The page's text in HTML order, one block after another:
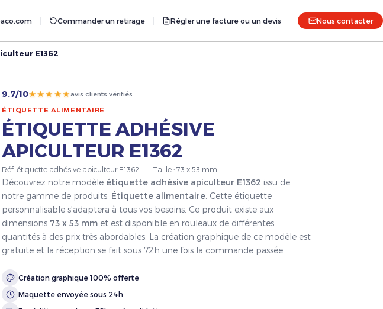
Commander un retirage Régler une facture ou un devis Nous contacter
E1362
9.7/10★★★★★avis clients vérifiés
ÉTIQUETTE ALIMENTAIRE
ÉTIQUETTE ADHÉSIVE
APICULTEUR E1362
Réf. étiquette adhésive apiculteur E1362 — Taille : 73 x 53 mm
Découvrez notre modèle étiquette adhésive apiculteur E1362 issu de
notre gamme de produits, Étiquette alimentaire . Cette étiquette
personnalisable s'adaptera à tous vos besoins. Ce produit existe aux
dimensions 73 x 53 mm et est disponible en rouleaux de différentes
quantités à des prix très abordables. La création graphique de ce modèle est
gratuite et la réception se fait sous 72h une fois la commande passée.
Création graphique 100% offerte
Maquette envoyée sous 24h